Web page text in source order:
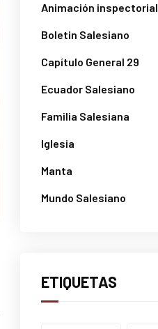
Animación inspectorial
Boletin Salesiano
Capítulo General 29
Ecuador Salesiano
Familia Salesiana
Iglesia
Manta
Mundo Salesiano
ETIQUETAS